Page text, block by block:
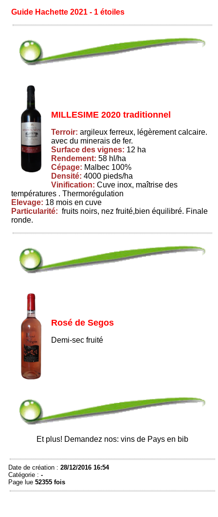
Guide Hachette 2021 - 1 étoiles
MILLESIME 2020 traditionnel
Terroir: argileux ferreux, légèrement calcaire.
avec du minerais de fer.
Surface des vignes: 12 ha
Rendement: 58 hl/ha
Cépage: Malbec 100%
Densité: 4000 pieds/ha
Vinification: Cuve inox, maîtrise des
températures . Thermorégulation
Elevage: 18 mois en cuve
Particularité: fruits noirs, nez fruité,bien équilibré. Finale
ronde.
Rosé de Segos
Demi-sec fruité
Et plus! Demandez nos: vins de Pays en bib
Date de création : 28/12/2016 16:54
Catégorie : -
Page lue 52355 fois